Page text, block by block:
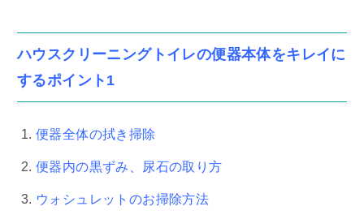
ハウスクリーニングトイレの便器本体をキレイに
するポイント1
便器全体の拭き掃除
便器内の黒ずみ、尿石の取り方
ウォシュレットのお掃除方法